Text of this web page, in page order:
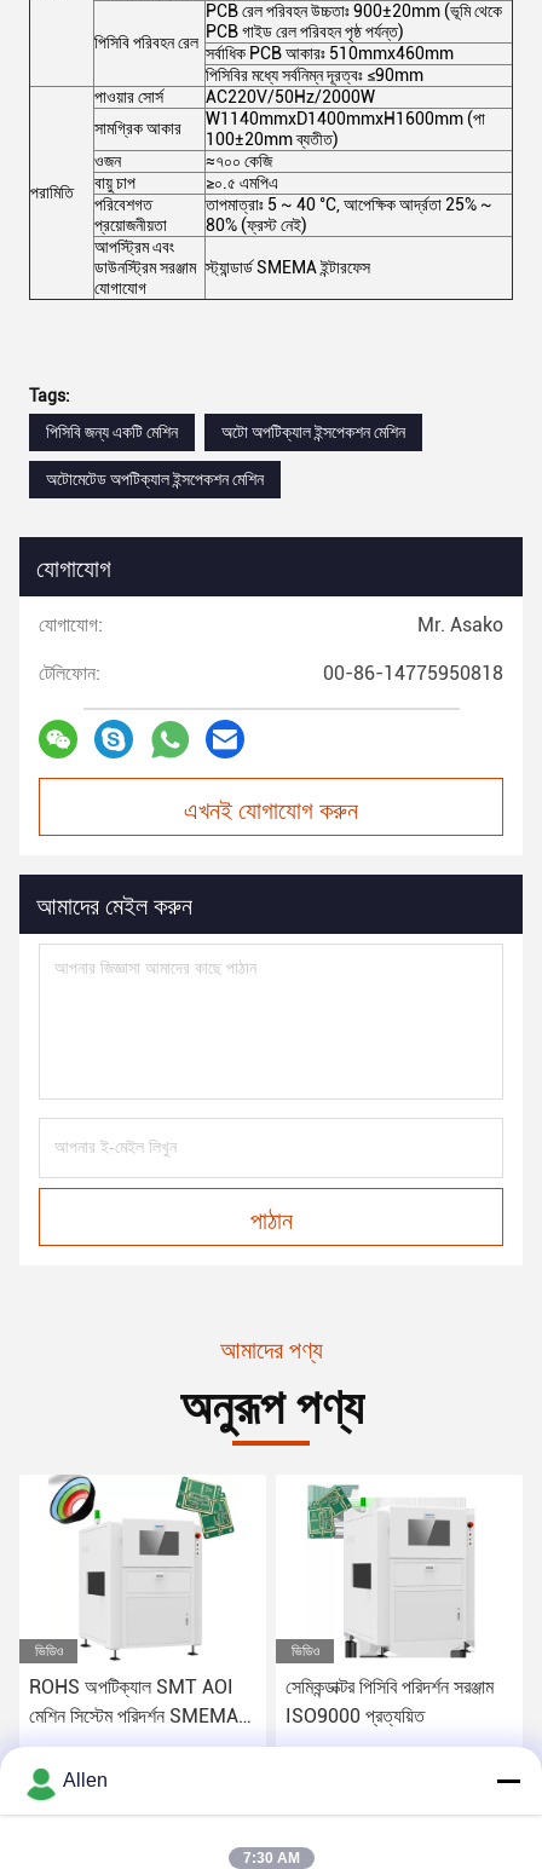
পিসিবি পরিবহন রেল
PCB রেল পরিবহন উচ্চতাঃ 900±20mm (ভূমি থেকে
PCB গাইড রেল পরিবহন পৃষ্ঠ পর্যন্ত)
সর্বাধিক PCB আকারঃ 510mmx460mm
পিসিবির মধ্যে সর্বনিম্ন দূরত্বঃ ≤90mm
পরামিতি
পাওয়ার সোর্স
AC220V/50Hz/2000W
সামগ্রিক আকার
W1140mmxD1400mmxH1600mm (পা
100±20mm ব্যতীত)
ওজন
≈৭০০ কেজি
বায়ু চাপ
≥০.৫ এমপিএ
পরিবেশগত
প্রয়োজনীয়তা
তাপমাত্রাঃ 5 ~ 40 °C, আপেক্ষিক আর্দ্রতা 25% ~
80% (ফ্রস্ট নেই)
আপস্ট্রিম এবং
ডাউনস্ট্রিম সরঞ্জাম
যোগাযোগ
স্ট্যান্ডার্ড SMEMA ইন্টারফেস
Tags:
পিসিবি জন্য একটি মেশিন
অটো অপটিক্যাল ইন্সপেকশন মেশিন
অটোমেটেড অপটিক্যাল ইন্সপেকশন মেশিন
যোগাযোগ
যোগাযোগ: Mr. Asako
টেলিফোন: 00-86-14775950818
এখনই যোগাযোগ করুন
আমাদের মেইল করুন
পাঠান
আমাদের পণ্য
অনুরূপ পণ্য
ভিডিও
ROHS অপটিক্যাল SMT AOI
মেশিন সিস্টেম পরিদর্শন SMEMA
স্ট্যান্ডার্ড
সেরা দাম পান
ভিডিও
সেমিকন্ডাক্টর পিসিবি পরিদর্শন সরঞ্জাম
ISO9000 প্রত্যয়িত
Allen
7:30 AM